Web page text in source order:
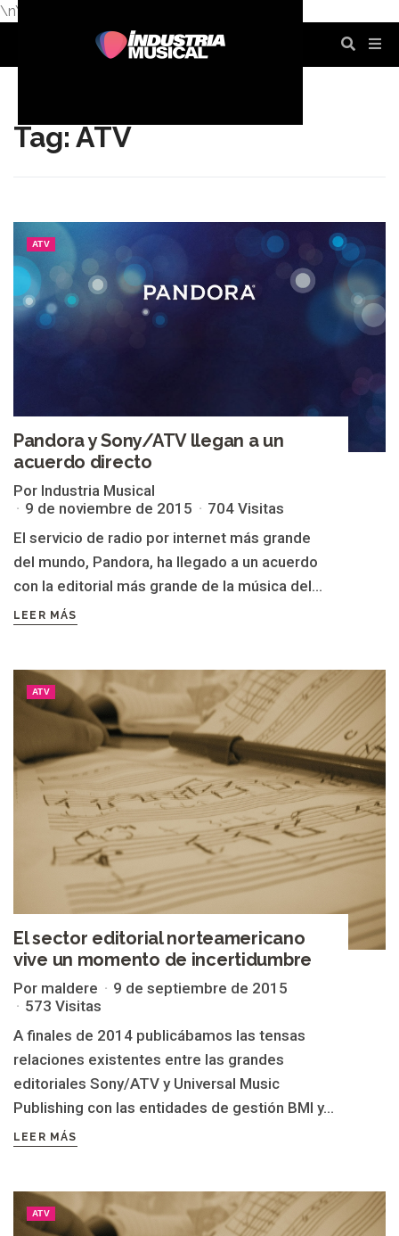
\n\n
Tag: ATV
ATV
Pandora y Sony/ATV llegan a un
acuerdo directo
Por Industria Musical
9 de noviembre de 2015
704 Visitas
El servicio de radio por internet más grande
del mundo, Pandora, ha llegado a un acuerdo
con la editorial más grande de la música del...
LEER MÁS
ATV
El sector editorial norteamericano
vive un momento de incertidumbre
Por maldere
9 de septiembre de 2015
573 Visitas
A finales de 2014 publicábamos las tensas
relaciones existentes entre las grandes
editoriales Sony/ATV y Universal Music
Publishing con las entidades de gestión BMI y...
LEER MÁS
ATV